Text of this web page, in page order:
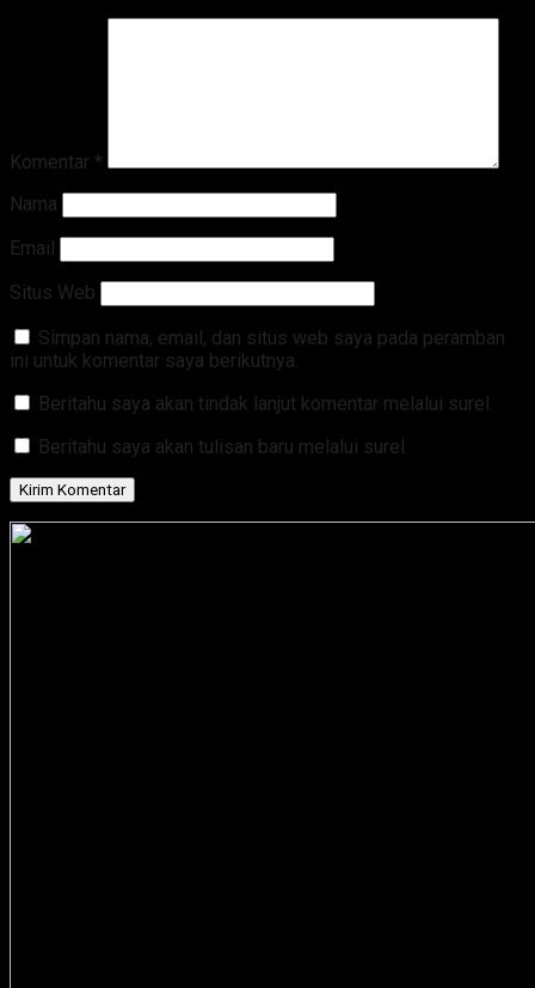
Komentar *
Nama
Email
Situs Web
Simpan nama, email, dan situs web saya pada peramban
ini untuk komentar saya berikutnya.
Beritahu saya akan tindak lanjut komentar melalui surel.
Beritahu saya akan tulisan baru melalui surel.